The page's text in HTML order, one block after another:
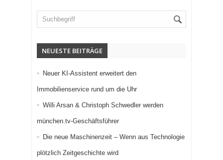
NEUESTE BEITRÄGE
Neuer KI-Assistent erweitert den
Immobilienservice rund um die Uhr
Willi Arsan & Christoph Schwedler werden
münchen.tv-Geschäftsführer
Die neue Maschinenzeit – Wenn aus Technologie
plötzlich Zeitgeschichte wird